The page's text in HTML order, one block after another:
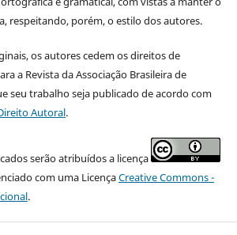
respeitando, porém, o estilo dos autores.
os autores cedem os direitos de
a Revista da Associação Brasileira de
seu trabalho seja publicado de acordo com
Autoral.
serão atribuídos a licença
com uma LicençaCreative Commons -
.